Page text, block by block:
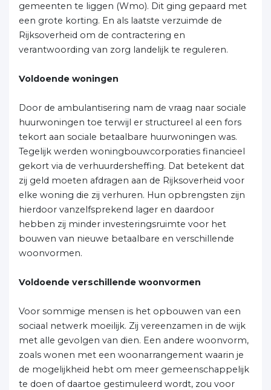
gemeenten te liggen (Wmo). Dit ging gepaard met
een grote korting. En als laatste verzuimde de
Rijksoverheid om de contractering en
verantwoording van zorg landelijk te reguleren.
Voldoende woningen
Door de ambulantisering nam de vraag naar sociale
huurwoningen toe terwijl er structureel al een fors
tekort aan sociale betaalbare huurwoningen was.
Tegelijk werden woningbouwcorporaties financieel
gekort via de verhuurdersheffing. Dat betekent dat
zij geld moeten afdragen aan de Rijksoverheid voor
elke woning die zij verhuren. Hun opbrengsten zijn
hierdoor vanzelfsprekend lager en daardoor
hebben zij minder investeringsruimte voor het
bouwen van nieuwe betaalbare en verschillende
woonvormen.
Voldoende verschillende woonvormen
Voor sommige mensen is het opbouwen van een
sociaal netwerk moeilijk. Zij vereenzamen in de wijk
met alle gevolgen van dien. Een andere woonvorm,
zoals wonen met een woonarrangement waarin je
de mogelijkheid hebt om meer gemeenschappelijk
te doen of daartoe gestimuleerd wordt, zou voor